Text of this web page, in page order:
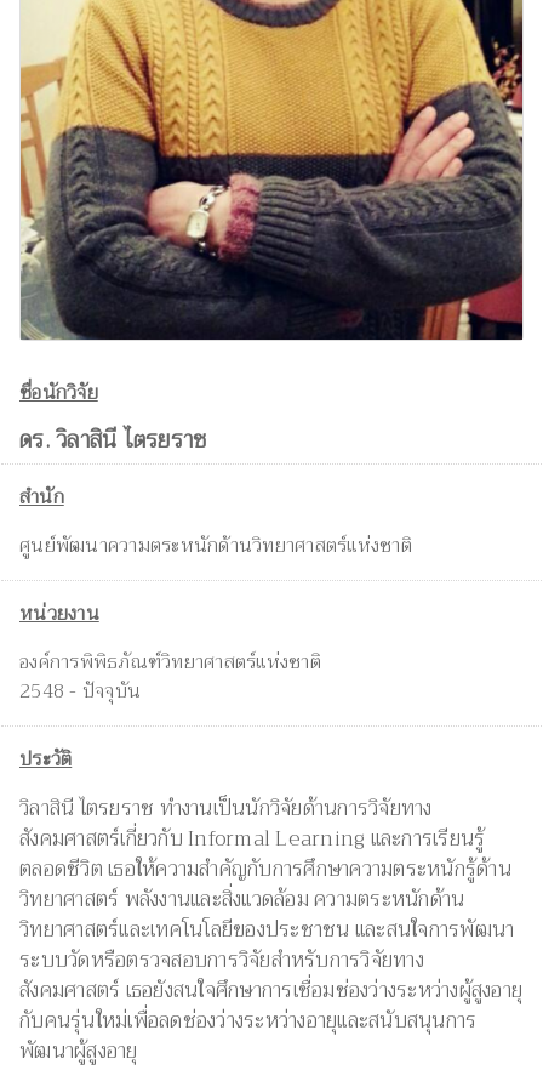
ชื่อนักวิจัย
ดร. วิลาสินี ไตรยราช
สำนัก
ศูนย์พัฒนาความตระหนักด้านวิทยาศาสตร์แห่งชาติ
หน่วยงาน
องค์การพิพิธภัณฑ์วิทยาศาสตร์แห่งชาติ
2548 - ปัจจุบัน
ประวัติ
วิลาสินี ไตรยราช ทำงานเป็นนักวิจัยด้านการวิจัยทาง
สังคมศาสตร์เกี่ยวกับ Informal Learning และการเรียนรู้
ตลอดชีวิต เธอให้ความสำคัญกับการศึกษาความตระหนักรู้ด้าน
วิทยาศาสตร์ พลังงานและสิ่งแวดล้อม ความตระหนักด้าน
วิทยาศาสตร์และเทคโนโลยีของประชาชน และสนใจการพัฒนา
ระบบวัดหรือตรวจสอบการวิจัยสำหรับการวิจัยทาง
สังคมศาสตร์ เธอยังสนใจศึกษาการเชื่อมช่องว่างระหว่างผู้สูงอายุ
กับคนรุ่นใหม่เพื่อลดช่องว่างระหว่างอายุและสนับสนุนการ
พัฒนาผู้สูงอายุ